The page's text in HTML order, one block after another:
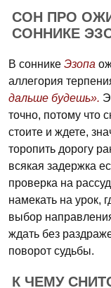
СОН ПРО
СОННИКЕ
В соннике Эзопа
аллегория
дальше будешь».
точно, потому что
стоите и ждете,
торопить дорогу
всякая задержка
проверка на
намекать на урок,
выбор
ждать без
поворот судьбы.
К ЧЕМУ